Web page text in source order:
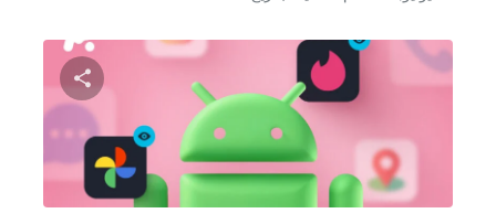
شارك